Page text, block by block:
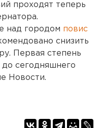
проходят теперь
над городом повис
снизить
Первая степень
до сегодняшнего
Новости.